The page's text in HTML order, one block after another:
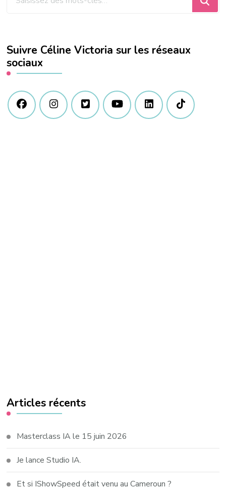
?
Suivre Céline Victoria sur les réseaux
sociaux
Articles récents
Masterclass IA le 15 juin 2026
Je lance Studio IA.
Et si IShowSpeed était venu au Cameroun ?